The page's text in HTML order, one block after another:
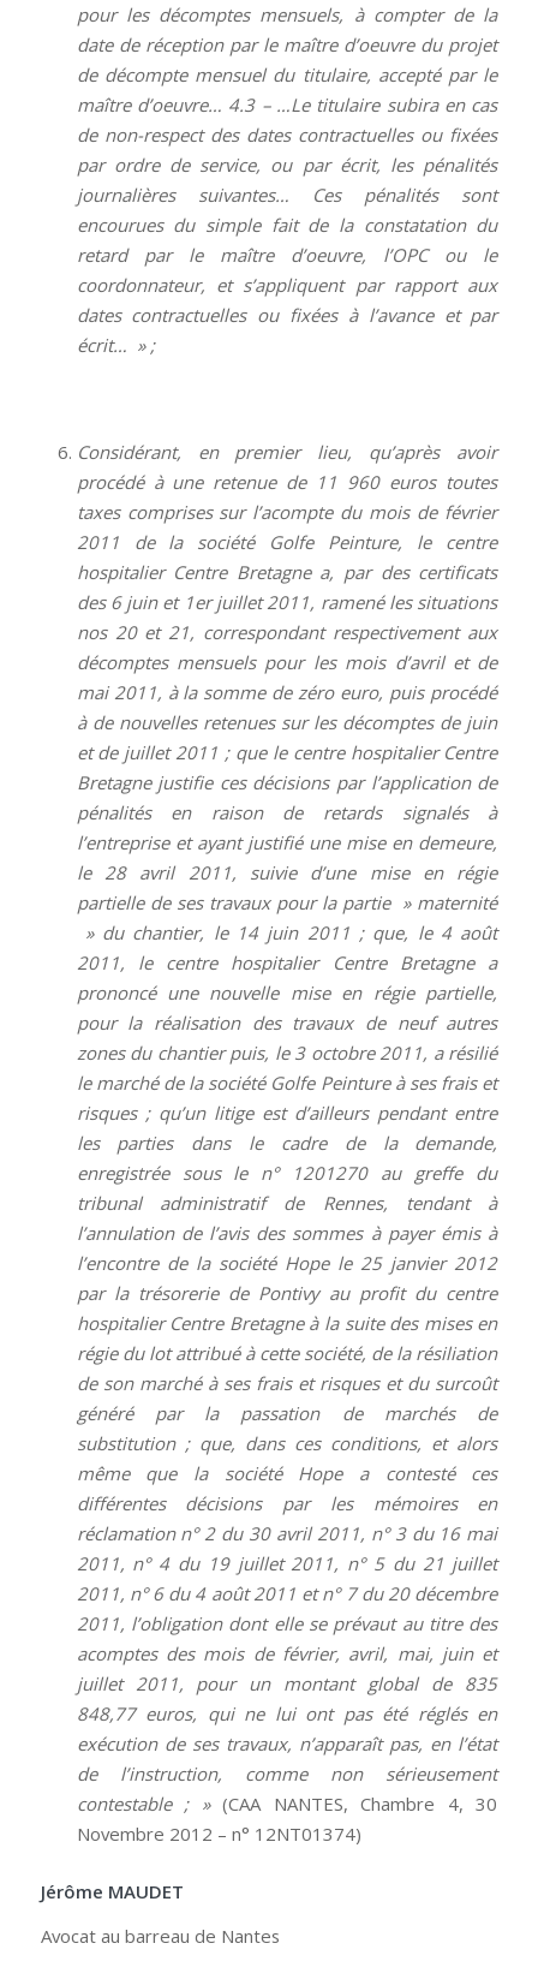
pour les décomptes mensuels, à compter de la
date de réception par le maître d’oeuvre du projet
de décompte mensuel du titulaire, accepté par le
maître d’oeuvre… 4.3 – …Le titulaire subira en cas
de non-respect des dates contractuelles ou fixées
par ordre de service, ou par écrit, les pénalités
journalières suivantes… Ces pénalités sont
encourues du simple fait de la constatation du
retard par le maître d’oeuvre, l’OPC ou le
coordonnateur, et s’appliquent par rapport aux
dates contractuelles ou fixées à l’avance et par
écrit… » ;
Considérant, en premier lieu, qu’après avoir
procédé à une retenue de 11 960 euros toutes
taxes comprises sur l’acompte du mois de février
2011 de la société Golfe Peinture, le centre
hospitalier Centre Bretagne a, par des certificats
des 6 juin et 1er juillet 2011, ramené les situations
nos 20 et 21, correspondant respectivement aux
décomptes mensuels pour les mois d’avril et de
mai 2011, à la somme de zéro euro, puis procédé
à de nouvelles retenues sur les décomptes de juin
et de juillet 2011 ; que le centre hospitalier Centre
Bretagne justifie ces décisions par l’application de
pénalités en raison de retards signalés à
l’entreprise et ayant justifié une mise en demeure,
le 28 avril 2011, suivie d’une mise en régie
partielle de ses travaux pour la partie » maternité
» du chantier, le 14 juin 2011 ; que, le 4 août
2011, le centre hospitalier Centre Bretagne a
prononcé une nouvelle mise en régie partielle,
pour la réalisation des travaux de neuf autres
zones du chantier puis, le 3 octobre 2011, a résilié
le marché de la société Golfe Peinture à ses frais et
risques ; qu’un litige est d’ailleurs pendant entre
les parties dans le cadre de la demande,
enregistrée sous le n° 1201270 au greffe du
tribunal administratif de Rennes, tendant à
l’annulation de l’avis des sommes à payer émis à
l’encontre de la société Hope le 25 janvier 2012
par la trésorerie de Pontivy au profit du centre
hospitalier Centre Bretagne à la suite des mises en
régie du lot attribué à cette société, de la résiliation
de son marché à ses frais et risques et du surcoût
généré par la passation de marchés de
substitution ; que, dans ces conditions, et alors
même que la société Hope a contesté ces
différentes décisions par les mémoires en
réclamation n° 2 du 30 avril 2011, n° 3 du 16 mai
2011, n° 4 du 19 juillet 2011, n° 5 du 21 juillet
2011, n° 6 du 4 août 2011 et n° 7 du 20 décembre
2011, l’obligation dont elle se prévaut au titre des
acomptes des mois de février, avril, mai, juin et
juillet 2011, pour un montant global de 835
848,77 euros, qui ne lui ont pas été réglés en
exécution de ses travaux, n’apparaît pas, en l’état
de l’instruction, comme non sérieusement
contestable ; »(CAA NANTES, Chambre 4, 30
Novembre 2012 – n° 12NT01374)
Jérôme MAUDET
Avocat au barreau de Nantes